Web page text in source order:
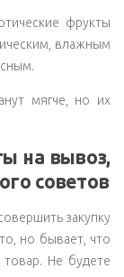
фрукты
влажным
мягче, но их
на вывоз,
советов
закупку
но бывает, что
Не будете